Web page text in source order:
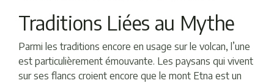
Traditions Liées au Mythe
Parmi les traditions encore en usage sur le volcan, l’une
est particulièrement émouvante. Les paysans qui vivent
sur ses flancs croient encore que le mont Etna est un